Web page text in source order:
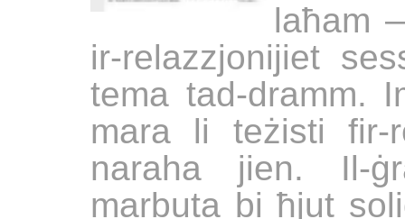
laħam
ir-relazzjonijiet
tema tad-dramm.
mara li teżisti fir-
naraha jien. Il-
marbuta bi ħjut